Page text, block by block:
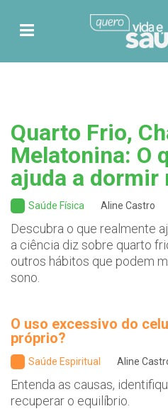
Quarto Frio,
Melatonina: O
ajuda a dormir
Saúde Física Aline Castro
Descubra o que realmente
a ciência diz sobre quarto
outros hábitos que podem
sono.
O uso excessivo do
próprio?
Saúde Espiritual Aline
Entenda as causas,
recuperar o equilíbrio.